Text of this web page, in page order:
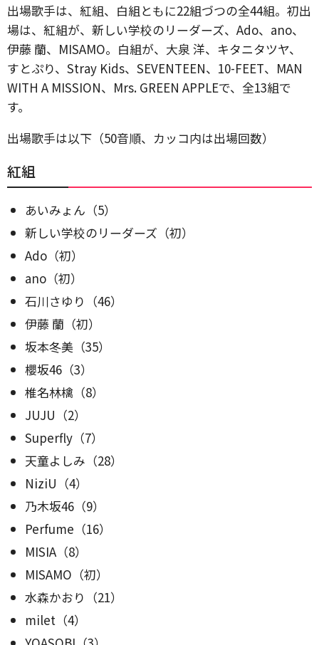
出場歌手は、紅組、白組ともに22組づつの全44組。初出
場は、紅組が、新しい学校のリーダーズ、Ado、ano、
伊藤 蘭、MISAMO。白組が、大泉 洋、キタニタツヤ、
すとぷり、Stray Kids、SEVENTEEN、10-FEET、MAN
WITH A MISSION、Mrs. GREEN APPLEで、全13組で
す。
出場歌手は以下（50音順、カッコ内は出場回数）
紅組
あいみょん（5）
新しい学校のリーダーズ（初）
Ado（初）
ano（初）
石川さゆり（46）
伊藤 蘭（初）
坂本冬美（35）
櫻坂46（3）
椎名林檎（8）
JUJU（2）
Superfly（7）
天童よしみ（28）
NiziU（4）
乃木坂46（9）
Perfume（16）
MISIA（8）
MISAMO（初）
水森かおり（21）
milet（4）